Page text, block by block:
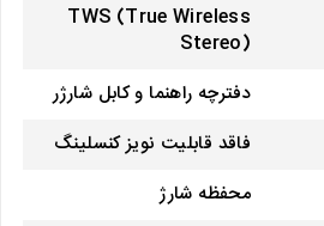
TWS (True Wireless
Stereo)
دفترچه راهنما و کابل شارژر
فاقد قابلیت نویز کنسلینگ
محفظه شارژ